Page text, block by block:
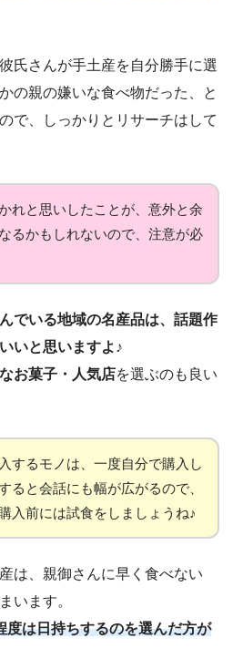
氏さんが手土産を自分勝手に選
の親の嫌いな食べ物だった、と
で、しっかりとリサーチはして
れと思いしたことが、意外と余
るかもしれないので、注意が必
でいる地域の名産品は、話題作
いと思いますよ♪
お菓子・人気店を選ぶのも良い
するモノは、一度自分で購入し
ると会話にも幅が広がるので、
入前には試食をしましょうね♪
は、親御さんに早く食べない
います。
度は日持ちするのを選んだ方が